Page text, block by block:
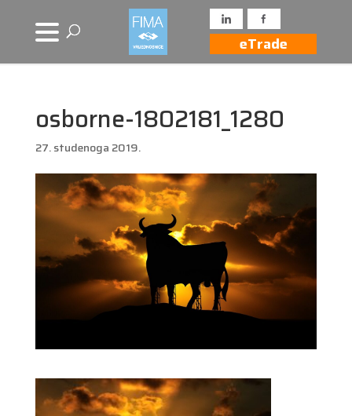
eTrade
osborne-1802181_1280
27. studenoga 2019.